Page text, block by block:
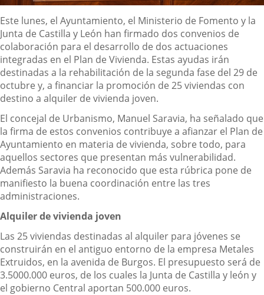
Descripción
Este lunes, el Ayuntamiento, el Ministerio de Fomento y la
Junta de Castilla y León han firmado dos convenios de
colaboración para el desarrollo de dos actuaciones
integradas en el Plan de Vivienda. Estas ayudas irán
destinadas a la rehabilitación de la segunda fase del 29 de
octubre y, a financiar la promoción de 25 viviendas con
destino a alquiler de vivienda joven.
El concejal de Urbanismo, Manuel Saravia, ha señalado que
la firma de estos convenios contribuye a afianzar el Plan de
Ayuntamiento en materia de vivienda, sobre todo, para
aquellos sectores que presentan más vulnerabilidad.
Además Saravia ha reconocido que esta rúbrica pone de
manifiesto la buena coordinación entre las tres
administraciones.
Alquiler de vivienda joven
Las 25 viviendas destinadas al alquiler para jóvenes se
construirán en el antiguo entorno de la empresa Metales
Extruidos, en la avenida de Burgos. El presupuesto será de
3.5000.000 euros, de los cuales la Junta de Castilla y león y
el gobierno Central aportan 500.000 euros.